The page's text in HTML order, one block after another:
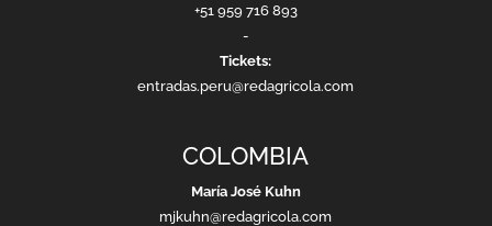
+51 959 716 893
-
Tickets:
entradas.peru@redagricola.com
COLOMBIA
María José Kuhn
mjkuhn@redagricola.com